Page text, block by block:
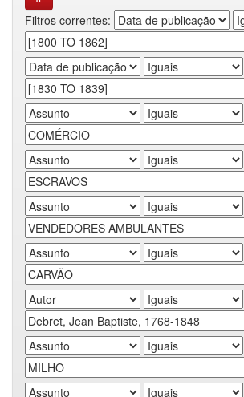
Filtros correntes: